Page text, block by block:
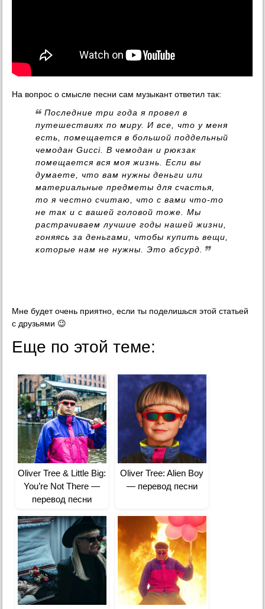
На вопрос о смысле песни сам музыкант ответил так:
Последние три года я провел в
путешествиях по миру. И все, что у меня
есть, помещается в большой поддельный
чемодан Gucci. В чемодан и рюкзак
помещается вся моя жизнь. Если вы
думаете, что вам нужны деньги или
материальные предметы для счастья,
то я честно считаю, что с вами что‑то
не так и с вашей головой тоже. Мы
растрачиваем лучшие годы нашей жизни,
гоняясь за деньгами, чтобы купить вещи,
которые нам не нужны. Это абсурд.
Мне будет очень приятно, если ты поделишься этой статьей
с друзьями 😉
Еще по этой теме:
Oliver Tree & Little Big:
You’re Not There —
перевод песни
Oliver Tree: Alien Boy
— перевод песни